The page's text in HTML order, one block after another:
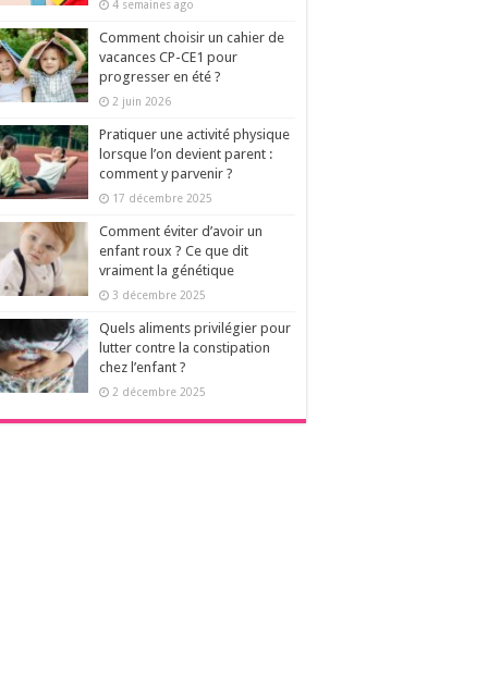
4 semaines ago
Comment choisir un cahier de
vacances CP-CE1 pour
progresser en été ?
2 juin 2026
Pratiquer une activité physique
lorsque l’on devient parent :
comment y parvenir ?
17 décembre 2025
Comment éviter d’avoir un
enfant roux ? Ce que dit
vraiment la génétique
3 décembre 2025
Quels aliments privilégier pour
lutter contre la constipation
chez l’enfant ?
2 décembre 2025